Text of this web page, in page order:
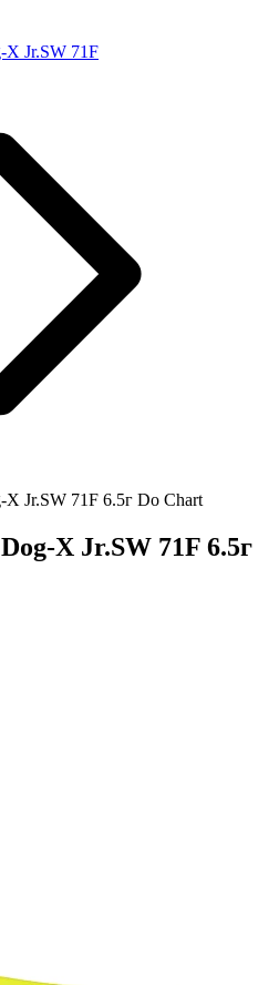
X Jr.SW 71F
X Jr.SW 71F 6.5г Do Chart
X Jr.SW 71F 6.5г